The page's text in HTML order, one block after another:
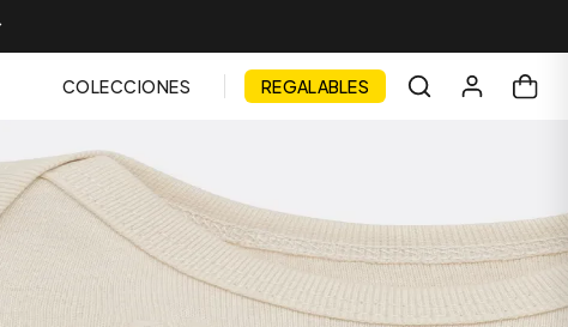
COLECCIONES REGALABLES